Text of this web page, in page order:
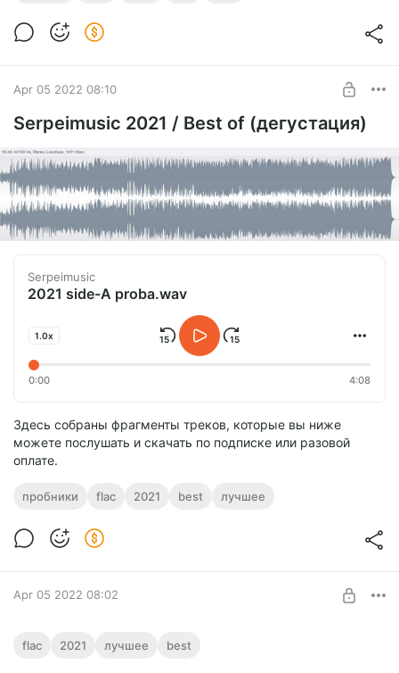
Apr 05 2022 08:10
Serpeimusic 2021 / Best of (дегустация)
Serpeimusic
2021 side-A proba.wav
1.0x
0:00 4:08
Здесь собраны фрагменты треков, которые вы ниже
можете послушать и скачать по подписке или разовой
оплате.
пробники flac 2021 best лучшее
Apr 05 2022 08:02
HOT PROCESSOR / Serpeimusic 2021 /
flac 2021 лучшее best